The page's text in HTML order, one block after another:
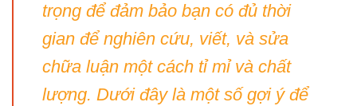
trọng để đảm bảo bạn có đủ thời
gian để nghiên cứu, viết, và sửa
chữa luận một cách tỉ mỉ và chất
lượng. Dưới đây là một số gợi ý để